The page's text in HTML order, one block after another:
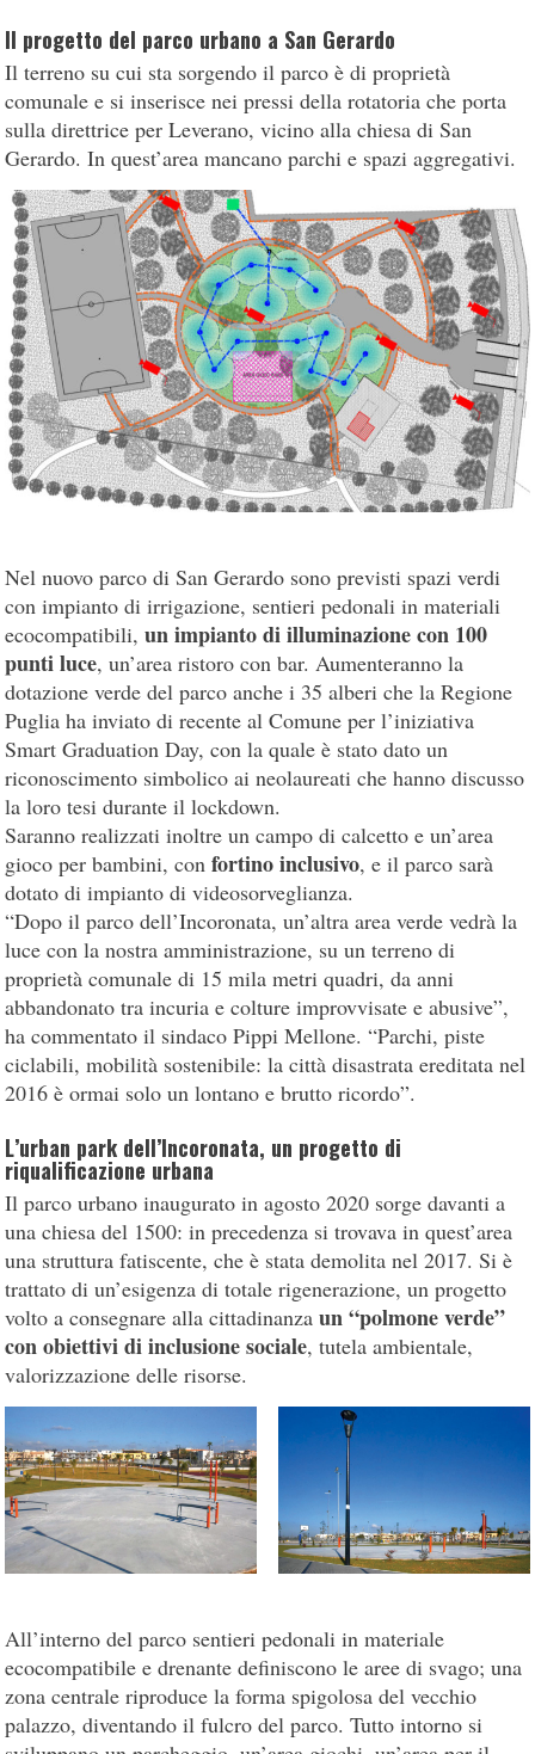
Il progetto del parco urbano a San Gerardo
Il terreno su cui sta sorgendo il parco è di proprietà
comunale e si inserisce nei pressi della rotatoria che porta
sulla direttrice per Leverano, vicino alla chiesa di San
Gerardo. In quest’area mancano parchi e spazi aggregativi.
Nel nuovo parco di San Gerardo sono previsti spazi verdi
con impianto di irrigazione, sentieri pedonali in materiali
ecocompatibili,un impianto di illuminazione con 100
punti luce, un’area ristoro con bar. Aumenteranno la
dotazione verde del parco anche i 35 alberi che la Regione
Puglia ha inviato di recente al Comune per l’iniziativa
Smart Graduation Day, con la quale è stato dato un
riconoscimento simbolico ai neolaureati che hanno discusso
la loro tesi durante il lockdown.
Saranno realizzati inoltre un campo di calcetto e un’area
gioco per bambini, confortino inclusivo, e il parco sarà
dotato di impianto di videosorveglianza.
“Dopo il parco dell’Incoronata, un’altra area verde vedrà la
luce con la nostra amministrazione, su un terreno di
proprietà comunale di 15 mila metri quadri, da anni
abbandonato tra incuria e colture improvvisate e abusive”,
ha commentato il sindaco Pippi Mellone. “Parchi, piste
ciclabili, mobilità sostenibile: la città disastrata ereditata nel
2016 è ormai solo un lontano e brutto ricordo”.
L’urban park dell’Incoronata, un progetto di
riqualificazione urbana
Il parco urbano inaugurato in agosto 2020 sorge davanti a
una chiesa del 1500: in precedenza si trovava in quest’area
una struttura fatiscente, che è stata demolita nel 2017. Si è
trattato di un’esigenza di totale rigenerazione, un progetto
volto a consegnare alla cittadinanzaun “polmone verde”
con obiettivi di inclusione sociale, tutela ambientale,
valorizzazione delle risorse.
All’interno del parco sentieri pedonali in materiale
ecocompatibile e drenante definiscono le aree di svago; una
zona centrale riproduce la forma spigolosa del vecchio
palazzo, diventando il fulcro del parco. Tutto intorno si